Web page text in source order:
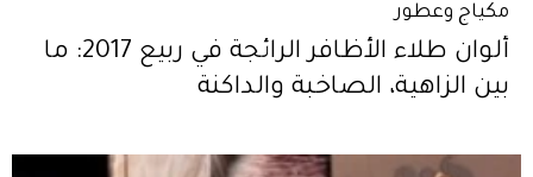
مكياج وعطور
ألوان طلاء الأظافر الرائجة في ربيع 2017: ما
بين الزاهية، الصاخبة والداكنة